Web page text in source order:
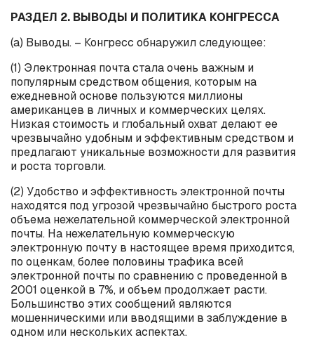
РАЗДЕЛ 2. ВЫВОДЫ И ПОЛИТИКА КОНГРЕССА
(a) Выводы. – Конгресс обнаружил следующее:
(1) Электронная почта стала очень важным и
популярным средством общения, которым на
ежедневной основе пользуются миллионы
американцев в личных и коммерческих целях.
Низкая стоимость и глобальный охват делают ее
чрезвычайно удобным и эффективным средством и
предлагают уникальные возможности для развития
и роста торговли.
(2) Удобство и эффективность электронной почты
находятся под угрозой чрезвычайно быстрого роста
объема нежелательной коммерческой электронной
почты. На нежелательную коммерческую
электронную почту в настоящее время приходится,
по оценкам, более половины трафика всей
электронной почты по сравнению с проведенной в
2001 оценкой в 7%, и объем продолжает расти.
Большинство этих сообщений являются
мошенническими или вводящими в заблуждение в
одном или нескольких аспектах.